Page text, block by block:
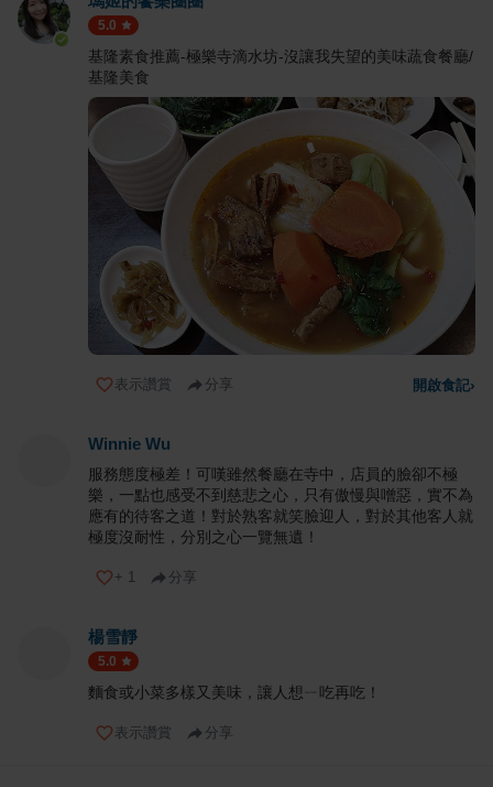
5.0
基隆素食推薦-極樂寺滴水坊-沒讓我失望的美味蔬食餐廳/
基隆美食
表示讚賞 分享 開啟食記›
Winnie Wu
服務態度極差！可嘆雖然餐廳在寺中，店員的臉卻不極
樂，一點也感受不到慈悲之心，只有傲慢與噌惡，實不為
應有的待客之道！對於熟客就笑臉迎人，對於其他客人就
極度沒耐性，分別之心一覽無遺！
+ 1 分享
楊雪靜
5.0
麵食或小菜多樣又美味，讓人想ㄧ吃再吃！
表示讚賞 分享